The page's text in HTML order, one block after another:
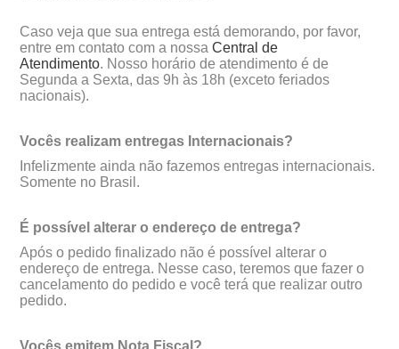
Caso veja que sua entrega está demorando, por favor,
entre em contato com a nossaCentral de
Atendimento. Nosso horário de atendimento é de
Segunda a Sexta, das 9h às 18h (exceto feriados
nacionais).
Vocês realizam entregas Internacionais?
Infelizmente ainda não fazemos entregas internacionais.
Somente no Brasil.
É possível alterar o endereço de entrega?
Após o pedido finalizado não é possível alterar o
endereço de entrega. Nesse caso, teremos que fazer o
cancelamento do pedido e você terá que realizar outro
pedido.
Vocês emitem Nota Fiscal?